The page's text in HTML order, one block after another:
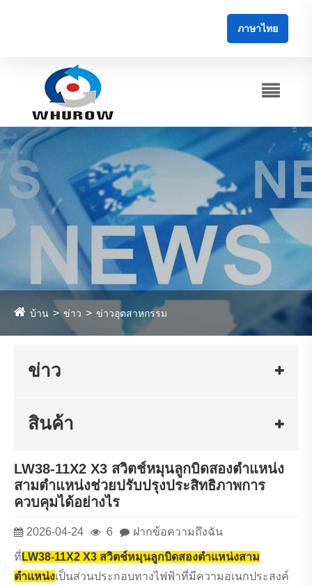
ภาษาไทย
บ้าน ข่าว ข่าวอุตสาหกรรม
ข่าว
สินค้า
LW38-11X2 X3 สวิตช์หมุนลูกบิดสองตำแหน่ง
สามตำแหน่งช่วยปรับปรุงประสิทธิภาพการ
ควบคุมได้อย่างไร
2026-04-24 6 ฝากข้อความถึงฉัน
ที่ LW38-11X2 X3 สวิตช์หมุนลูกบิดสองตำแหน่งสาม
ตำแหน่งเป็นส่วนประกอบทางไฟฟ้าที่มีความอเนกประสงค์